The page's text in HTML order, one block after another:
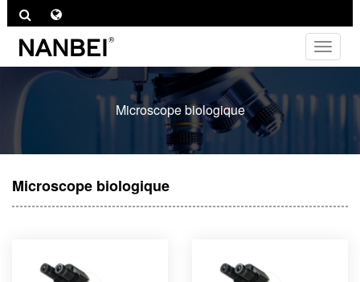
la
Microscope biologique
Microscope biologique